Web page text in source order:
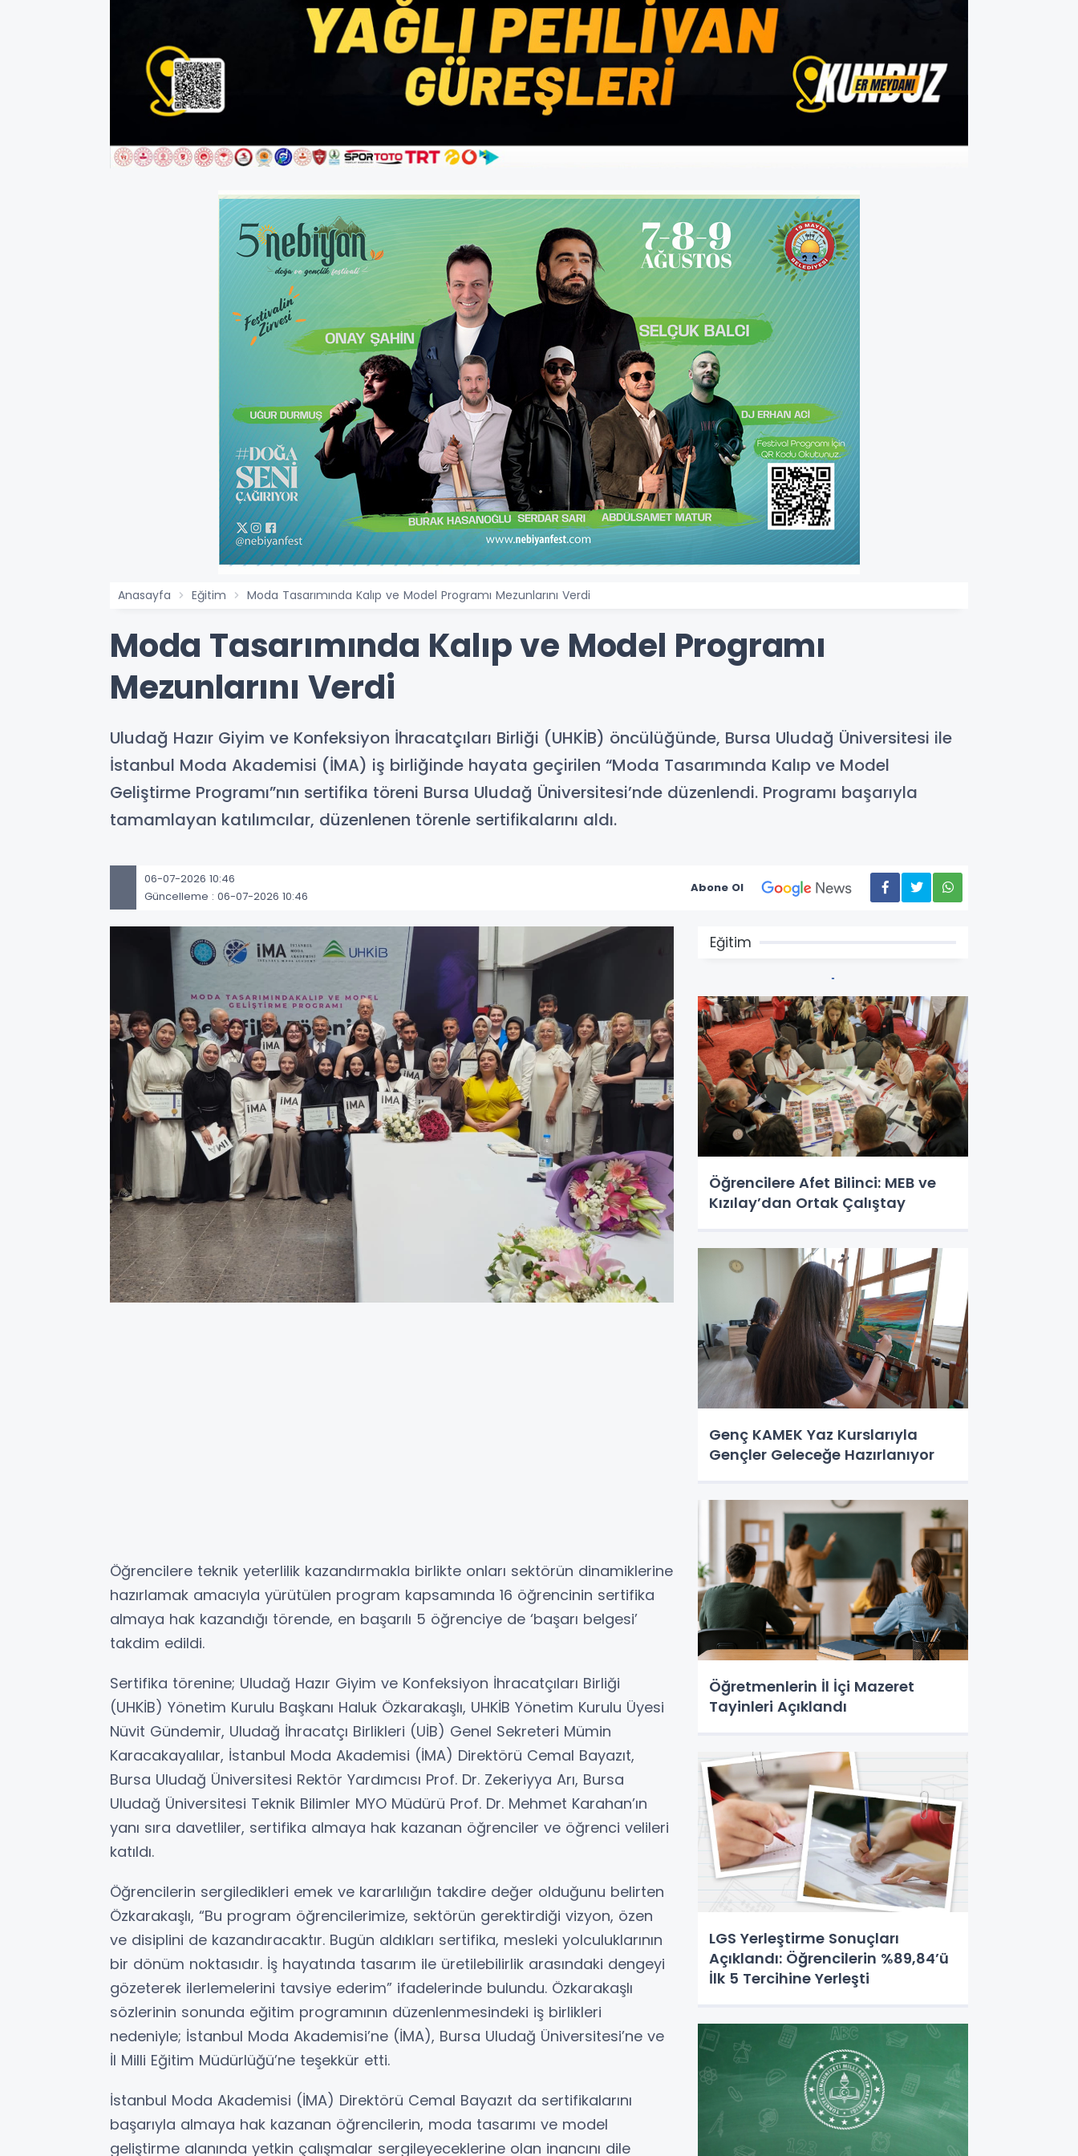
Anasayfa Eğitim Moda Tasarımında Kalıp ve Model Programı Mezunlarını Verdi
Moda Tasarımında Kalıp ve Model Programı
Mezunlarını Verdi
Uludağ Hazır Giyim ve Konfeksiyon İhracatçıları Birliği (UHKİB) öncülüğünde, Bursa Uludağ Üniversitesi ile
İstanbul Moda Akademisi (İMA) iş birliğinde hayata geçirilen “Moda Tasarımında Kalıp ve Model
Geliştirme Programı”nın sertifika töreni Bursa Uludağ Üniversitesi’nde düzenlendi. Programı başarıyla
tamamlayan katılımcılar, düzenlenen törenle sertifikalarını aldı.
06-07-2026 10:46
Güncelleme : 06-07-2026 10:46
Abone Ol
Öğrencilere teknik yeterlilik kazandırmakla birlikte onları sektörün dinamiklerine
hazırlamak amacıyla yürütülen program kapsamında 16 öğrencinin sertifika
almaya hak kazandığı törende, en başarılı 5 öğrenciye de ‘başarı belgesi’
takdim edildi.
Sertifika törenine; Uludağ Hazır Giyim ve Konfeksiyon İhracatçıları Birliği
(UHKİB) Yönetim Kurulu Başkanı Haluk Özkarakaşlı, UHKİB Yönetim Kurulu Üyesi
Nüvit Gündemir, Uludağ İhracatçı Birlikleri (UİB) Genel Sekreteri Mümin
Karacakayalılar, İstanbul Moda Akademisi (İMA) Direktörü Cemal Bayazıt,
Bursa Uludağ Üniversitesi Rektör Yardımcısı Prof. Dr. Zekeriyya Arı, Bursa
Uludağ Üniversitesi Teknik Bilimler MYO Müdürü Prof. Dr. Mehmet Karahan’ın
yanı sıra davetliler, sertifika almaya hak kazanan öğrenciler ve öğrenci velileri
katıldı.
Öğrencilerin sergiledikleri emek ve kararlılığın takdire değer olduğunu belirten
Özkarakaşlı, “Bu program öğrencilerimize, sektörün gerektirdiği vizyon, özen
ve disiplini de kazandıracaktır. Bugün aldıkları sertifika, mesleki yolculuklarının
bir dönüm noktasıdır. İş hayatında tasarım ile üretilebilirlik arasındaki dengeyi
gözeterek ilerlemelerini tavsiye ederim” ifadelerinde bulundu. Özkarakaşlı
sözlerinin sonunda eğitim programının düzenlenmesindeki iş birlikleri
nedeniyle; İstanbul Moda Akademisi’ne (İMA), Bursa Uludağ Üniversitesi’ne ve
İl Milli Eğitim Müdürlüğü’ne teşekkür etti.
İstanbul Moda Akademisi (İMA) Direktörü Cemal Bayazıt da sertifikalarını
başarıyla almaya hak kazanan öğrencilerin, moda tasarımı ve model
geliştirme alanında yetkin çalışmalar sergileyeceklerine olan inancını dile
Eğitim
Öğrencilere Afet Bilinci: MEB ve
Kızılay’dan Ortak Çalıştay
Genç KAMEK Yaz Kurslarıyla
Gençler Geleceğe Hazırlanıyor
Öğretmenlerin İl İçi Mazeret
Tayinleri Açıklandı
LGS Yerleştirme Sonuçları
Açıklandı: Öğrencilerin %89,84’ü
İlk 5 Tercihine Yerleşti